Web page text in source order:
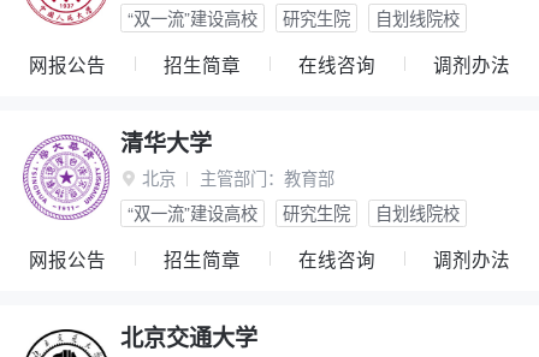
“双一流”建设高校
研究生院 自划线院校
网报公告 招生简章 在线咨询 调剂办法
清华大学
 北京 主管部门： 教育部
“双一流”建设高校
研究生院 自划线院校
网报公告 招生简章 在线咨询 调剂办法
北京交通大学